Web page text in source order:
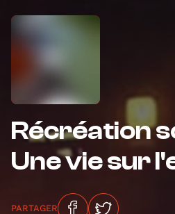
Récréation
Une vie sur
PARTAGER